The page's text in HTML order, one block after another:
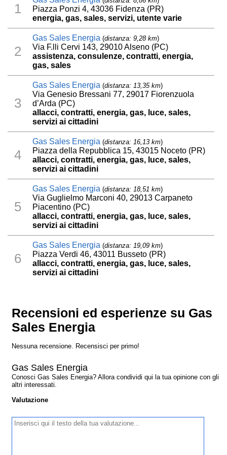
1
Piazza Ponzi 4, 43036 Fidenza (PR)
energia, gas, sales, servizi, utente varie
2
Gas Sales Energia (distanza: 9,28 km)
Via F.lli Cervi 143, 29010 Alseno (PC)
assistenza, consulenze, contratti, energia,
gas, sales
3
Gas Sales Energia (distanza: 13,35 km)
Via Genesio Bressani 77, 29017 Fiorenzuola
d’Arda (PC)
allacci, contratti, energia, gas, luce, sales,
servizi ai cittadini
4
Gas Sales Energia (distanza: 16,13 km)
Piazza della Repubblica 15, 43015 Noceto (PR)
allacci, contratti, energia, gas, luce, sales,
servizi ai cittadini
5
Gas Sales Energia (distanza: 18,51 km)
Via Guglielmo Marconi 40, 29013 Carpaneto
Piacentino (PC)
allacci, contratti, energia, gas, luce, sales,
servizi ai cittadini
6
Gas Sales Energia (distanza: 19,09 km)
Piazza Verdi 46, 43011 Busseto (PR)
allacci, contratti, energia, gas, luce, sales,
servizi ai cittadini
Recensioni ed esperienze su Gas
Sales Energia
Nessuna recensione. Recensisci per primo!
Gas Sales Energia
Conosci Gas Sales Energia? Allora condividi qui la tua opinione con gli
altri interessati.
Valutazione